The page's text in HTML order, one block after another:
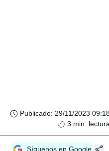
Publicado: 29/11/2023
3 min.
Síguenos en Google